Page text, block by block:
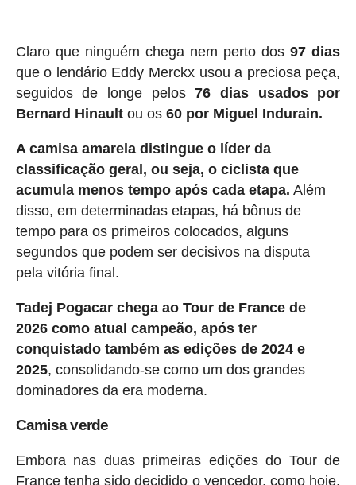
Claro que ninguém chega nem perto dos97 dias
que o lendário Eddy Merckx usou a preciosa peça,
seguidos de longe pelos76 dias usados ​​por
Bernard Hinault ou os 60 por Miguel Indurain.
A camisa amarela distingue o líder da
classificação geral, ou seja, o ciclista que
acumula menos tempo após cada etapa. Além
disso, em determinadas etapas, há bônus de
tempo para os primeiros colocados, alguns
segundos que podem ser decisivos na disputa
pela vitória final.
Tadej Pogacar chega ao Tour de France de
2026 como atual campeão, após ter
conquistado também as edições de 2024 e
2025, consolidando-se como um dos grandes
dominadores da era moderna.
Camisa verde
Embora nas duas primeiras edições do Tour de
France tenha sido decidido o vencedor, como hoje,